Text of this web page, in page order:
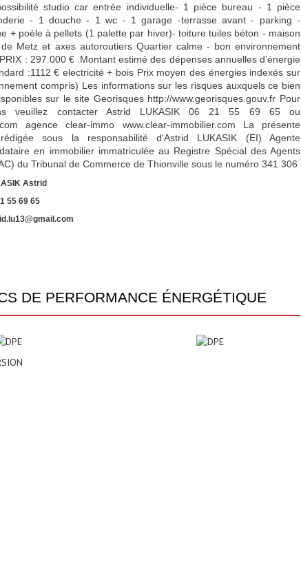
studio car entrée individuelle- 1 pièce bureau - 1 pièce
- 1 douche - 1 wc - 1 garage -terrasse avant - parking -
+ poèle à pellets (1 palette par hiver)- toiture tuiles béton - maison
Metz et axes autoroutiers Quartier calme - bon environnement
: 297.000 € .Montant estimé des dépenses annuelles d’énergie
:1112 € electricité + bois Prix moyen des énergies indexés sur
compris) Les informations sur les risques auxquels ce bien
sur le site Georisques http://www.georisques.gouv.fr Pour
veuillez contacter Astrid LUKASIK 06 21 55 69 65 ou
agence clear-immo www.clear-immobilier.com La présente
sous la responsabilité d'Astrid LUKASIK (EI) Agente
en immobilier immatriculée au Registre Spécial des Agents
du Tribunal de Commerce de Thionville sous le numéro 341 306
Astrid
55 69 65
DE PERFORMANCE ÉNERGÉTIQUE